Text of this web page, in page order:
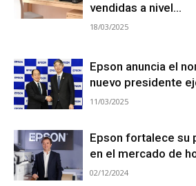
vendidas a nivel...
18/03/2025
Epson anuncia el
nuevo presidente
11/03/2025
Epson fortalece su
en el mercado de
02/12/2024